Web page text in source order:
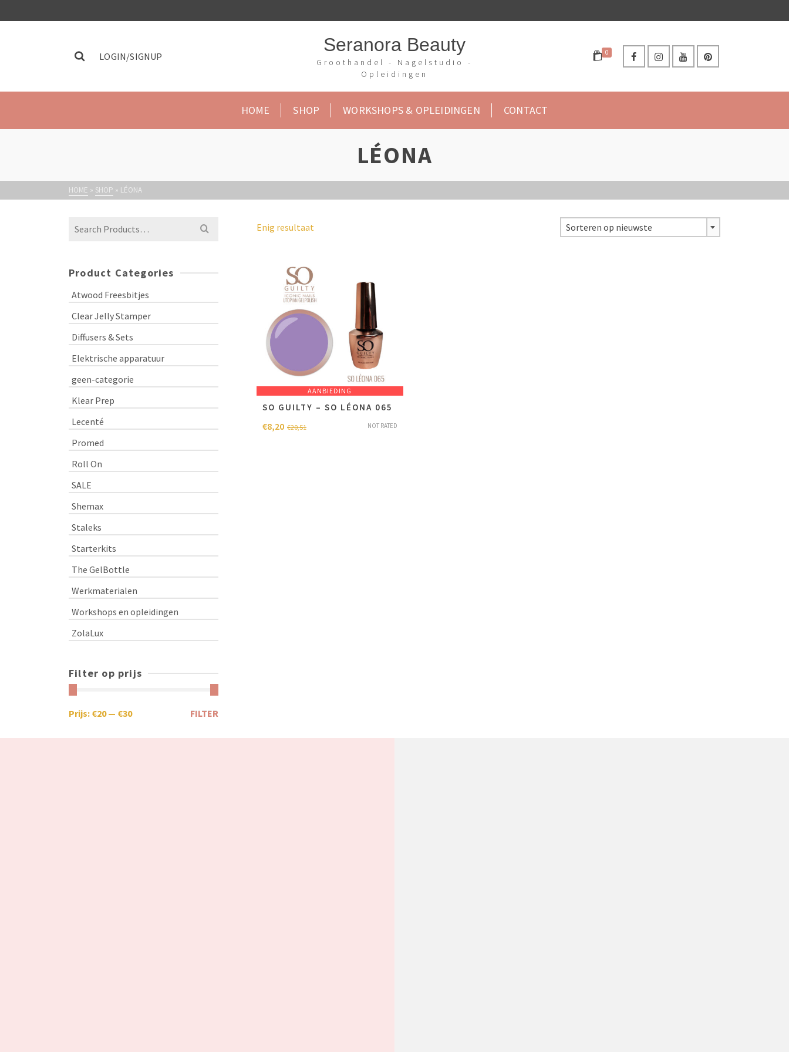
LOGIN/SIGNUP
Seranora Beauty
Groothandel - Nagelstudio -
Opleidingen
0
HOME SHOP WORKSHOPS & OPLEIDINGEN CONTACT
LÉONA
HOME » SHOP » LÉONA
Enig resultaat Sorteren op nieuwste
AANBIEDING
SO GUILTY – SO LÉONA 065
NOT RATED
€20,51
€8,20
Product Categories
Atwood Freesbitjes
Clear Jelly Stamper
Diffusers & Sets
Elektrische apparatuur
geen-categorie
Klear Prep
Lecenté
Promed
Roll On
SALE
Shemax
Staleks
Starterkits
The GelBottle
Werkmaterialen
Workshops en opleidingen
ZolaLux
Filter op prijs
FILTER
Prijs: €20— €30